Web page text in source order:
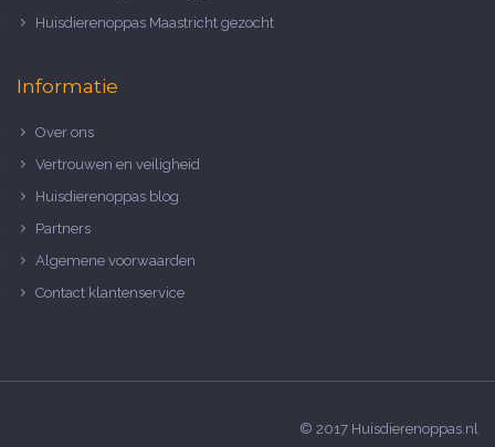
Huisdierenoppas Maastricht gezocht
Informatie
Over ons
Vertrouwen en veiligheid
Huisdierenoppas blog
Partners
Algemene voorwaarden
Contact klantenservice
© 2017 Huisdierenoppas.nl